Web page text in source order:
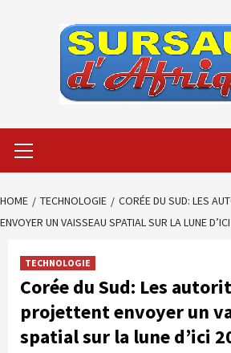
Menu
HOME TECHNOLOGIE
CORÉE DU SUD: LES
ENVOYER UN VAISSEAU SPATIAL SUR LA LUNE
TECHNOLOGIE
Corée du Sud: Les
projettent envoyer un
spatial sur la lune d’ici